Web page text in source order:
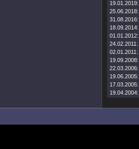
19.01.2019:
25.06.2018:
31.08.2016:
18.09.2014:
01.01.2012:
24.02.2011:
02.01.2011:
19.09.2008:
22.03.2006:
19.06.2005:
17.03.2005:
19.04.2004: